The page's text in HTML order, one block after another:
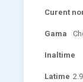
Curent
Gama
Inaltime
Latime